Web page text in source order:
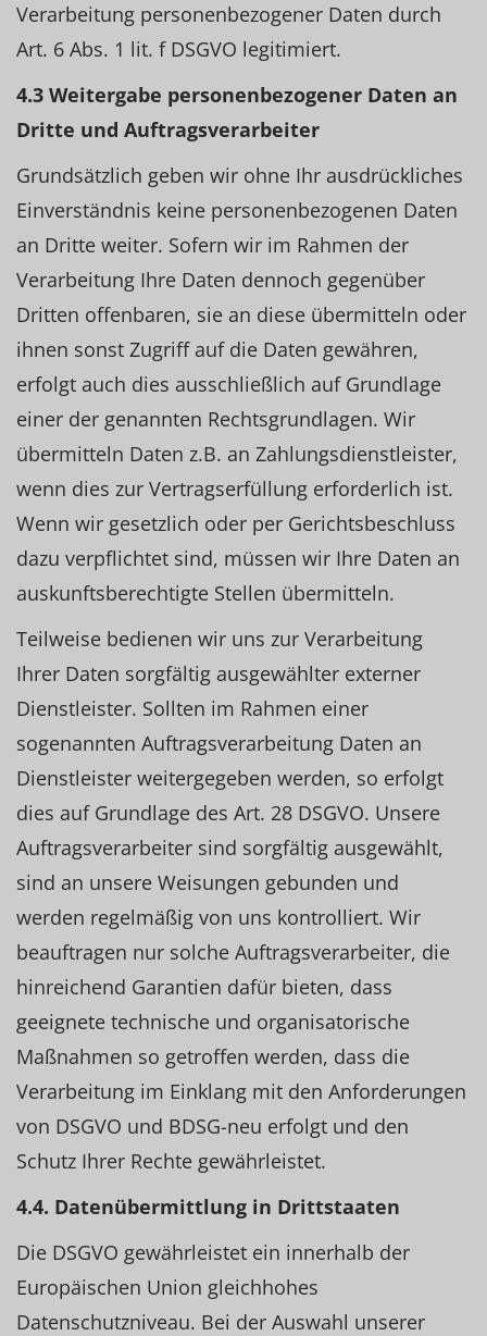
Verarbeitung personenbezogener Daten durch
Art. 6 Abs. 1 lit. f DSGVO legitimiert.
4.3 Weitergabe personenbezogener Daten an
Dritte und Auftragsverarbeiter
Grundsätzlich geben wir ohne Ihr ausdrückliches
Einverständnis keine personenbezogenen Daten
an Dritte weiter. Sofern wir im Rahmen der
Verarbeitung Ihre Daten dennoch gegenüber
Dritten offenbaren, sie an diese übermitteln oder
ihnen sonst Zugriff auf die Daten gewähren,
erfolgt auch dies ausschließlich auf Grundlage
einer der genannten Rechtsgrundlagen. Wir
übermitteln Daten z.B. an Zahlungsdienstleister,
wenn dies zur Vertragserfüllung erforderlich ist.
Wenn wir gesetzlich oder per Gerichtsbeschluss
dazu verpflichtet sind, müssen wir Ihre Daten an
auskunftsberechtigte Stellen übermitteln.
Teilweise bedienen wir uns zur Verarbeitung
Ihrer Daten sorgfältig ausgewählter externer
Dienstleister. Sollten im Rahmen einer
sogenannten Auftragsverarbeitung Daten an
Dienstleister weitergegeben werden, so erfolgt
dies auf Grundlage des Art. 28 DSGVO. Unsere
Auftragsverarbeiter sind sorgfältig ausgewählt,
sind an unsere Weisungen gebunden und
werden regelmäßig von uns kontrolliert. Wir
beauftragen nur solche Auftragsverarbeiter, die
hinreichend Garantien dafür bieten, dass
geeignete technische und organisatorische
Maßnahmen so getroffen werden, dass die
Verarbeitung im Einklang mit den Anforderungen
von DSGVO und BDSG-neu erfolgt und den
Schutz Ihrer Rechte gewährleistet.
4.4. Datenübermittlung in Drittstaaten
Die DSGVO gewährleistet ein innerhalb der
Europäischen Union gleichhohes
Datenschutzniveau. Bei der Auswahl unserer